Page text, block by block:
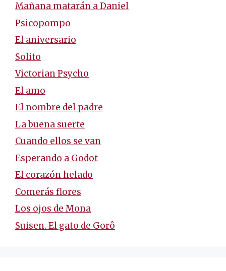
Mañana matarán a Daniel
Psicopompo
El aniversario
Solito
Victorian Psycho
El amo
El nombre del padre
La buena suerte
Cuando ellos se van
Esperando a Godot
El corazón helado
Comerás flores
Los ojos de Mona
Suisen. El gato de Gorô